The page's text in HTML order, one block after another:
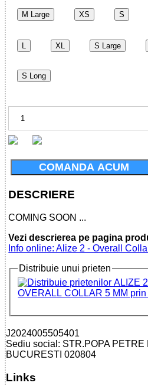
M Large XS S
XL S Large
S Long
COMANDA ACUM
DESCRIERE
COMING SOON ...
Vezi descrierea pe pagina
Info online: Alize 2 - Overall
Distribuie unui prieten
J2024005505401
Sediu social: STR.POPA PETRE
BUCURESTI 020804
Links